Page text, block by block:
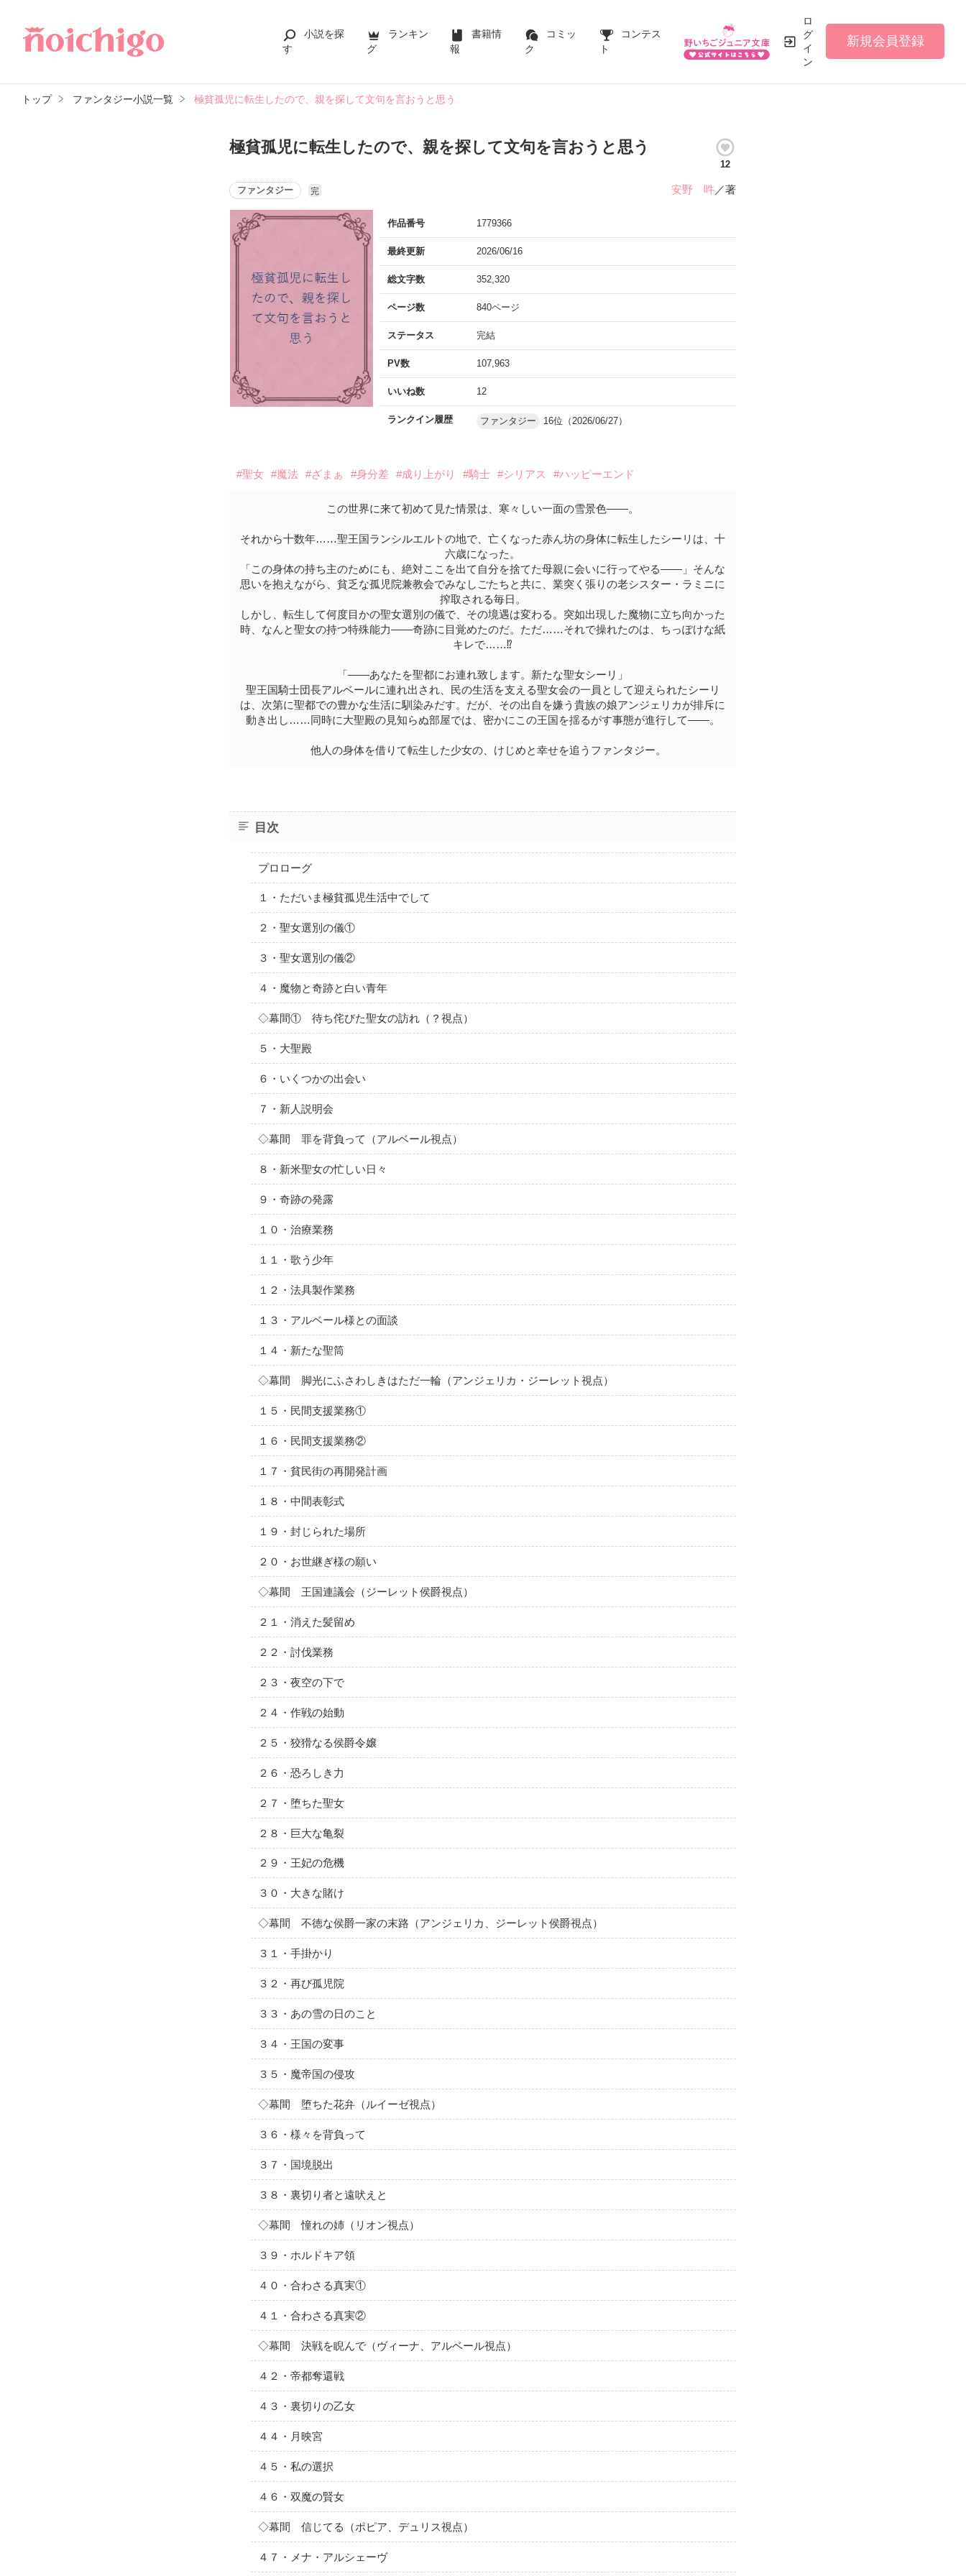
小説を探
す
ランキン
グ
書籍情
報
コミッ
ク
コンテス
ト
ロ
グ
イ
ン
新規会員登録
トップ ファンタジー小説一覧 極貧孤児に転生したので、親を探して文句を言おうと思う
極貧孤児に転生したので、親を探して文句を言おうと思う
12
ファンタジー 完 安野 吽／著
作品番号 1779366
最終更新 2026/06/16
総文字数 352,320
ページ数 840ページ
ステータス 完結
PV数 107,963
いいね数 12
ランクイン履歴 ファンタジー 16位（2026/06/27）
#聖女 #魔法 #ざまぁ #身分差 #成り上がり #騎士 #シリアス #ハッピーエンド
この世界に来て初めて見た情景は、寒々しい一面の雪景色――。
それから十数年……聖王国ランシルエルトの地で、亡くなった赤ん坊の身体に転生したシーリは、十
六歳になった。
「この身体の持ち主のためにも、絶対ここを出て自分を捨てた母親に会いに行ってやる――」そんな
思いを抱えながら、貧乏な孤児院兼教会でみなしごたちと共に、業突く張りの老シスター・ラミニに
搾取される毎日。
しかし、転生して何度目かの聖女選別の儀で、その境遇は変わる。突如出現した魔物に立ち向かった
時、なんと聖女の持つ特殊能力――奇跡に目覚めたのだ。ただ……それで操れたのは、ちっぽけな紙
キレで……⁉
「――あなたを聖都にお連れ致します。新たな聖女シーリ」
聖王国騎士団長アルベールに連れ出され、民の生活を支える聖女会の一員として迎えられたシーリ
は、次第に聖都での豊かな生活に馴染みだす。だが、その出自を嫌う貴族の娘アンジェリカが排斥に
動き出し……同時に大聖殿の見知らぬ部屋では、密かにこの王国を揺るがす事態が進行して――。
他人の身体を借りて転生した少女の、けじめと幸せを追うファンタジー。
目次
プロローグ
１・ただいま極貧孤児生活中でして
２・聖女選別の儀①
３・聖女選別の儀②
４・魔物と奇跡と白い青年
◇幕間① 待ち侘びた聖女の訪れ（？視点）
５・大聖殿
６・いくつかの出会い
７・新人説明会
◇幕間 罪を背負って（アルベール視点）
８・新米聖女の忙しい日々
９・奇跡の発露
１０・治療業務
１１・歌う少年
１２・法具製作業務
１３・アルベール様との面談
１４・新たな聖筒
◇幕間 脚光にふさわしきはただ一輪（アンジェリカ・ジーレット視点）
１５・民間支援業務①
１６・民間支援業務②
１７・貧民街の再開発計画
１８・中間表彰式
１９・封じられた場所
２０・お世継ぎ様の願い
◇幕間 王国連議会（ジーレット侯爵視点）
２１・消えた髪留め
２２・討伐業務
２３・夜空の下で
２４・作戦の始動
２５・狡猾なる侯爵令嬢
２６・恐ろしき力
２７・堕ちた聖女
２８・巨大な亀裂
２９・王妃の危機
３０・大きな賭け
◇幕間 不徳な侯爵一家の末路（アンジェリカ、ジーレット侯爵視点）
３１・手掛かり
３２・再び孤児院
３３・あの雪の日のこと
３４・王国の変事
３５・魔帝国の侵攻
◇幕間 堕ちた花弁（ルイーゼ視点）
３６・様々を背負って
３７・国境脱出
３８・裏切り者と遠吠えと
◇幕間 憧れの姉（リオン視点）
３９・ホルドキア領
４０・合わさる真実①
４１・合わさる真実②
◇幕間 決戦を睨んで（ヴィーナ、アルベール視点）
４２・帝都奪還戦
４３・裏切りの乙女
４４・月映宮
４５・私の選択
４６・双魔の賢女
◇幕間 信じてる（ポピア、デュリス視点）
４７・メナ・アルシェーヴ